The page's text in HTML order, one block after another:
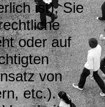
ist), Sie
oder auf
von
etc.).